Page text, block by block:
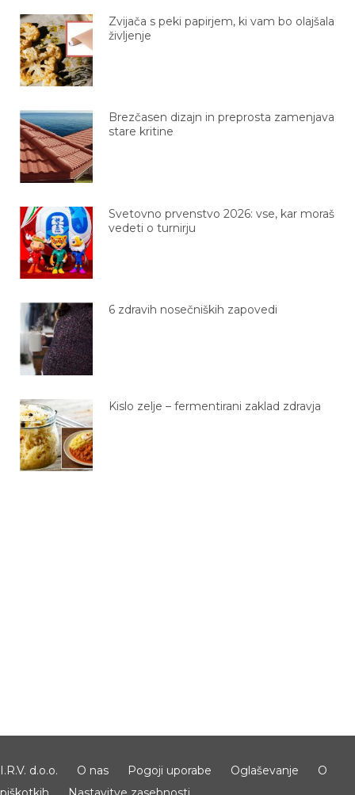
Zvijača s peki papirjem, ki vam bo olajšala
življenje
Brezčasen dizajn in preprosta zamenjava
stare kritine
Svetovno prvenstvo 2026: vse, kar moraš
vedeti o turnirju
6 zdravih nosečniških zapovedi
Kislo zelje – fermentirani zaklad zdravja
I.R.V. d.o.o. O nas Pogoji uporabe Oglaševanje
O